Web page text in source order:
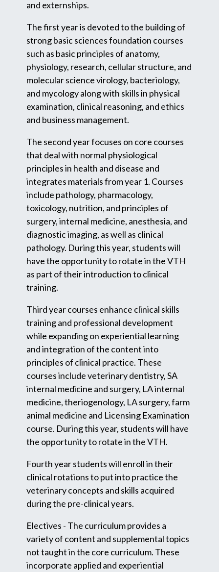
and externships.
The first year is devoted to the building of
strong basic sciences foundation courses
such as basic principles of anatomy,
physiology, research, cellular structure, and
molecular science virology, bacteriology,
and mycology along with skills in physical
examination, clinical reasoning, and ethics
and business management.
The second year focuses on core courses
that deal with normal physiological
principles in health and disease and
integrates materials from year 1. Courses
include pathology, pharmacology,
toxicology, nutrition, and principles of
surgery, internal medicine, anesthesia, and
diagnostic imaging, as well as clinical
pathology. During this year, students will
have the opportunity to rotate in the VTH
as part of their introduction to clinical
training.
Third year courses enhance clinical skills
training and professional development
while expanding on experiential learning
and integration of the content into
principles of clinical practice. These
courses include veterinary dentistry, SA
internal medicine and surgery, LA internal
medicine, theriogenology, LA surgery, farm
animal medicine and Licensing Examination
course. During this year, students will have
the opportunity to rotate in the VTH.
Fourth year students will enroll in their
clinical rotations to put into practice the
veterinary concepts and skills acquired
during the pre-clinical years.
Electives - The curriculum provides a
variety of content and supplemental topics
not taught in the core curriculum. These
incorporate applied and experiential